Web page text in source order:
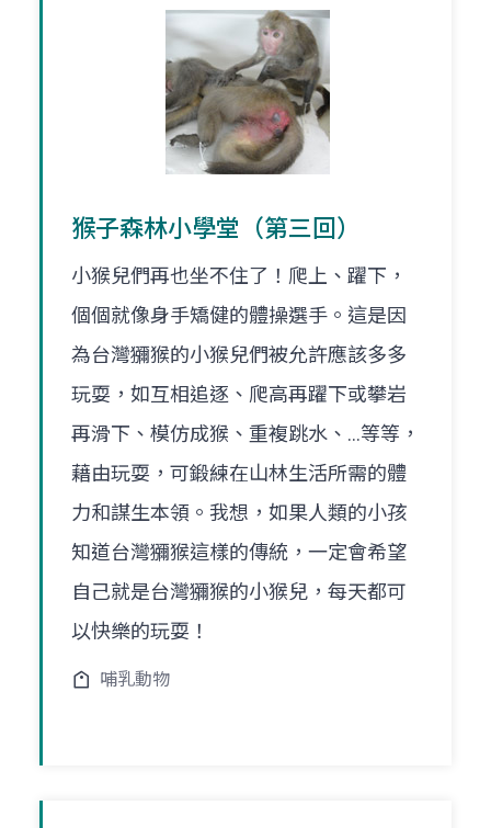
猴子森林小學堂（第三回）
小猴兒們再也坐不住了！爬上、躍下，
個個就像身手矯健的體操選手。這是因
為台灣獼猴的小猴兒們被允許應該多多
玩耍，如互相追逐、爬高再躍下或攀岩
再滑下、模仿成猴、重複跳水、…等等，
藉由玩耍，可鍛練在山林生活所需的體
力和謀生本領。我想，如果人類的小孩
知道台灣獼猴這樣的傳統，一定會希望
自己就是台灣獼猴的小猴兒，每天都可
以快樂的玩耍！
哺乳動物